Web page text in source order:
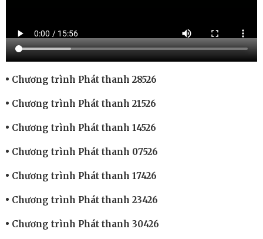
Chương trình Phát thanh 28526
Chương trình Phát thanh 21526
Chương trình Phát thanh 14526
Chương trình Phát thanh 07526
Chương trình Phát thanh 17426
Chương trình Phát thanh 23426
Chương trình Phát thanh 30426